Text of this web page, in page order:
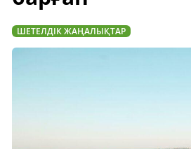
ШЕТЕЛДІК ЖАҢАЛЫҚТАР